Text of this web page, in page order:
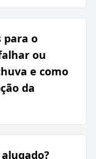
para o
ou
e como
da